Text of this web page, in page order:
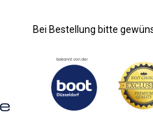
Bei Bestellung bitte